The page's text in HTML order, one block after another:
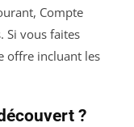
Compte
Si vous faites
offre incluant les
?